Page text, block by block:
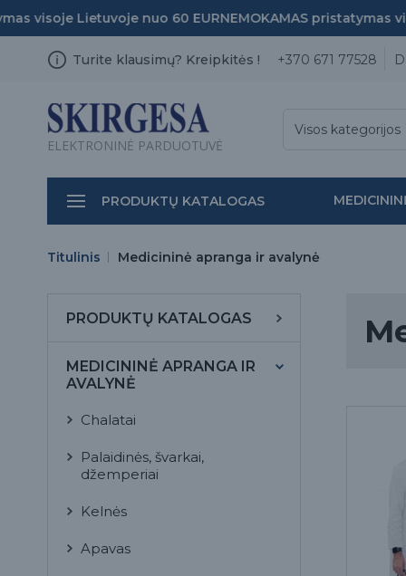
visoje Lietuvoje nuo 60 EUR NEMOKAMAS pristatymas
Turite klausimų? Kreipkitės ! +370 671 77528
ELEKTRONINĖ PARDUOTUVĖ
Visos kategorijos
PRODUKTŲ KATALOGAS
Titulinis Medicininė apranga ir avalynė
PRODUKTŲ KATALOGAS
MEDICININĖ APRANGA IR
AVALYNĖ
Chalatai
Palaidinės, švarkai,
džemperiai
Kelnės
Apavas